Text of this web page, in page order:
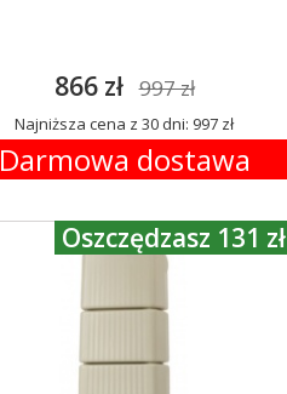
866 zł 997 zł
Najniższa cena z 30 dni: 997 zł
Darmowa dostawa
Oszczędzasz 131 zł